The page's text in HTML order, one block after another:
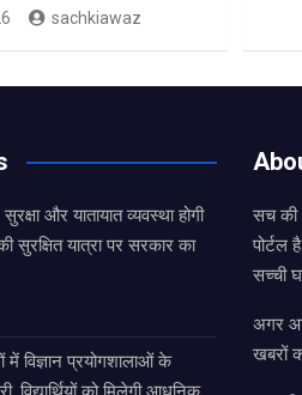
sachkiawaz
सुरक्षा और यातायात व्यवस्था होगी
यात्रा पर सरकार का
विज्ञान प्रयोगशालाओं के
सच की
पोर्टल
सच्ची
अगर
खबरों